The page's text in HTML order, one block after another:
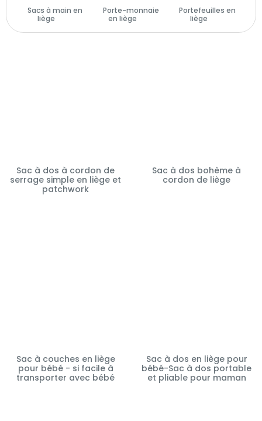
Sacs à main en
liège
Porte-monnaie
en liège
Portefeuilles en
liège
Sac à dos à cordon de
serrage simple en liège et
patchwork
Sac à dos bohème à
cordon de liège
Sac à couches en liège
pour bébé - si facile à
transporter avec bébé
Sac à dos en liège pour
bébé-Sac à dos portable
et pliable pour maman